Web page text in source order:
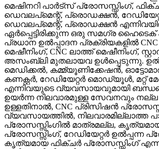
മെഷിനറി പാർട്‌സ് പ്രോസസ്സിംഗ്,
ഡെവലപ്‌മെന്റ്, പ്രൊഡക്ഷൻ,
ഡെവലപ്‌മെന്റ്, പ്രൊഡക്ഷൻ
ഏർപ്പെട്ടിരിക്കുന്ന ഒരു സമഗ്ര ഹൈടെക്
പ്രധാന ഉൽപ്പാദന പ്രക്രിയകളിൽ
മെഷീനിംഗ്, CNC ലാത്ത് മെഷീനിംഗ്,
അസംബ്ലി മുതലായവ ഉൾപ്പെടുന്നു.
മെഡിക്കൽ, കമ്മ്യൂണിക്കേഷൻ,
കണക്റ്റർ, റേഡിയേറ്റർ മൊഡ്യൂൾ, മറ്റ്
എന്നിവയുടെ വ്യവസായവുമായി
ഉയർന്ന നിലവാരമുള്ള സേവനവും നല്ല
ഉള്ളതിനാൽ, CNC പ്രിസിഷൻ
വ്യവസായത്തിൽ, നിലവാരമില്ലാത്ത
പ്രോസസ്സിംഗിൽ മാത്രമല്ല,
പ്രോസസ്സിംഗ്, റേഡിയേറ്റർ ഉൽപ്പന്ന
കൃത്യമായ ഫിക്‌ചർ പ്രോസസ്സിംഗ്